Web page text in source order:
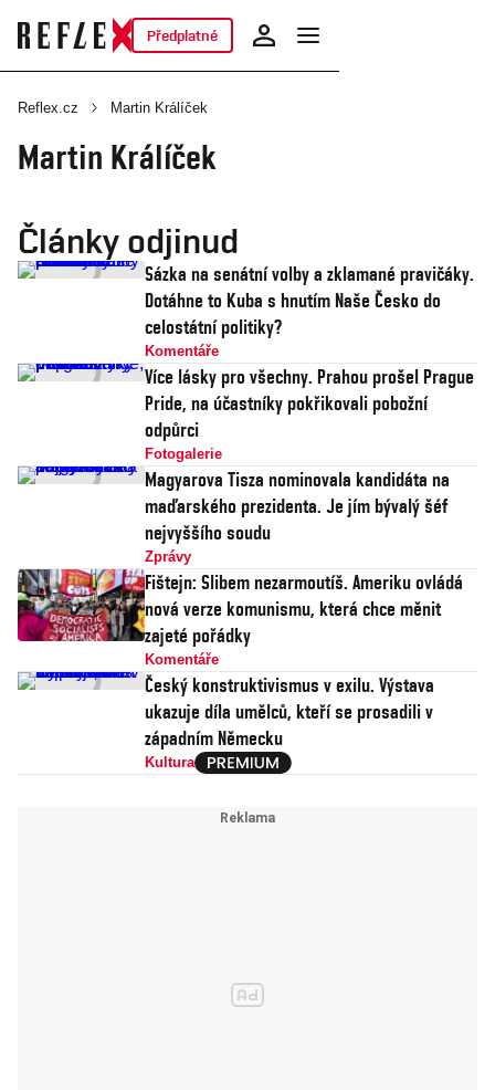
Předplatné
Reflex.cz Martin Králíček
Martin Králíček
Články odjinud
Sázka na senátní volby a zklamané pravičáky.
Dotáhne to Kuba s hnutím Naše Česko do
celostátní politiky?
Komentáře
Více lásky pro všechny. Prahou prošel Prague
Pride, na účastníky pokřikovali pobožní
odpůrci
Fotogalerie
Magyarova Tisza nominovala kandidáta na
maďarského prezidenta. Je jím bývalý šéf
nejvyššího soudu
Zprávy
Fištejn: Slibem nezarmoutíš. Ameriku ovládá
nová verze komunismu, která chce měnit
zajeté pořádky
Komentáře
Český konstruktivismus v exilu. Výstava
ukazuje díla umělců, kteří se prosadili v
západním Německu
Kultura